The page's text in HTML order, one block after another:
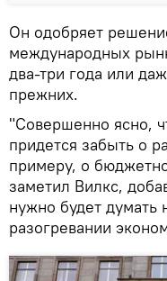
Он одобряет
международных
два-три года или
прежних.
"Совершенно ясно,
придется забыть о
примеру, о
заметил Вилкс,
нужно будет думать
разогревании